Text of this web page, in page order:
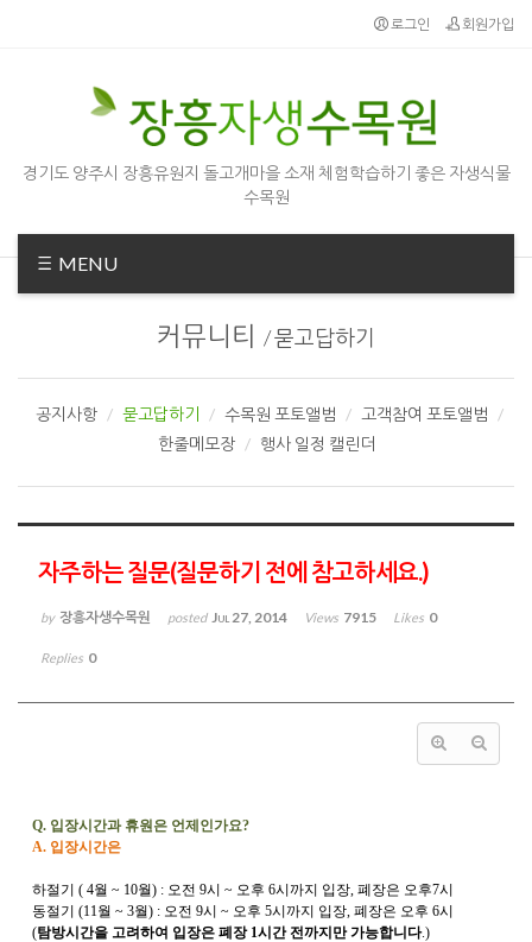
로그인 회원가입
경기도 양주시 장흥유원지 돌고개마을 소재 체험학습하기 좋은 자생식물
수목원
MENU
커뮤니티 /묻고답하기
공지사항 묻고답하기 수목원 포토앨범
고객참여 포토앨범
한줄메모장
행사 일정 캘린더
자주하는 질문(질문하기 전에 참고하세요.)
by 장흥자생수목원 posted Jul 27, 2014 Views 7915 Likes 0
Replies 0
Q. 입장시간과 휴원은 언제인가요?
A. 입장시간은
하절기 ( 4월 ~ 10월) : 오전 9시 ~ 오후 6시까지 입장, 폐장은 오후7시
동절기 (11월 ~ 3월) : 오전 9시 ~ 오후 5시까지 입장, 폐장은 오후 6시
(탐방시간을 고려하여 입장은 폐장 1시간 전까지만 가능합니다.)